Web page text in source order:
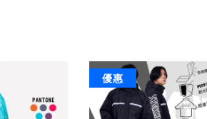
優惠